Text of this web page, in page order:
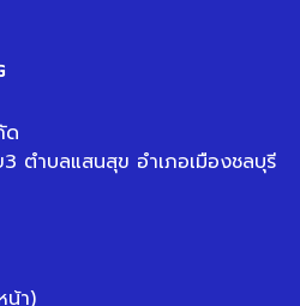
ด
ตำบลแสนสุข อำเภอเมืองชลบุรี
น้า)